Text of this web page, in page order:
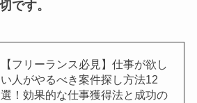
です。
【フリーランス必見】仕事が欲し
い人がやるべき案件探し方法12
選！効果的な仕事獲得法と成功の